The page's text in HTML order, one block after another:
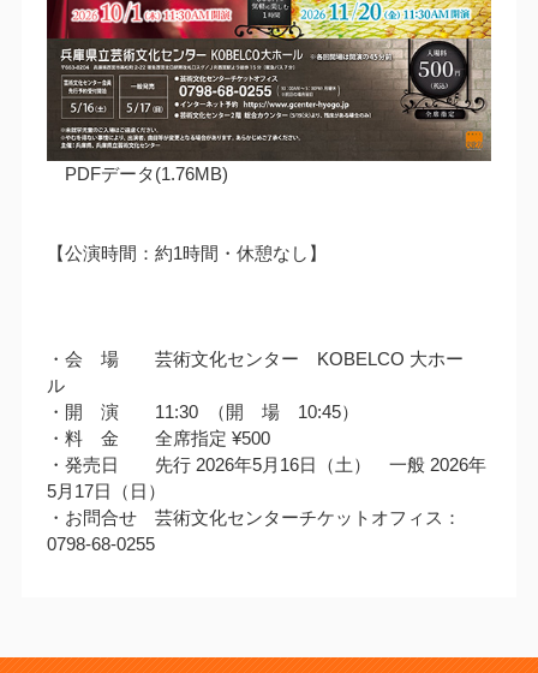
PDFデータ(1.76MB)
【公演時間：約1時間・休憩なし】
・会 場 芸術文化センター KOBELCO 大ホー
ル
・開 演 11:30 （開 場 10:45）
・料 金 全席指定 ¥500
・発売日 先行 2026年5月16日（土） 一般 2026年
5月17日（日）
・お問合せ 芸術文化センターチケットオフィス：
0798-68-0255